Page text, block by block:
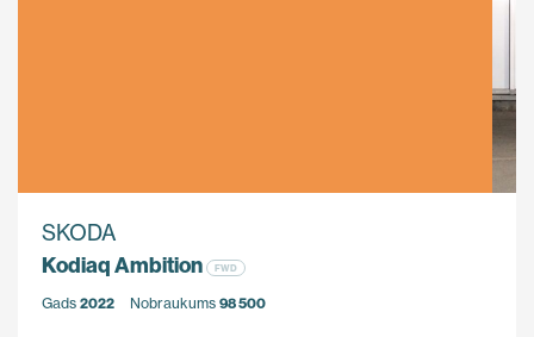
SKODA
Kodiaq Ambition
FWD
Gads 2022 Nobraukums 98 500